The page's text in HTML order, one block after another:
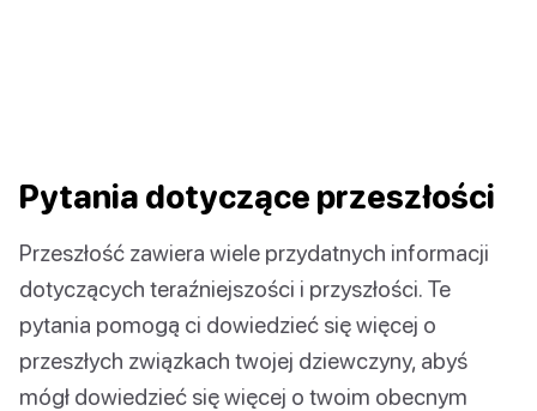
Pytania dotyczące przeszłości
Przeszłość zawiera wiele przydatnych informacji
dotyczących teraźniejszości i przyszłości. Te
pytania pomogą ci dowiedzieć się więcej o
przeszłych związkach twojej dziewczyny, abyś
mógł dowiedzieć się więcej o twoim obecnym